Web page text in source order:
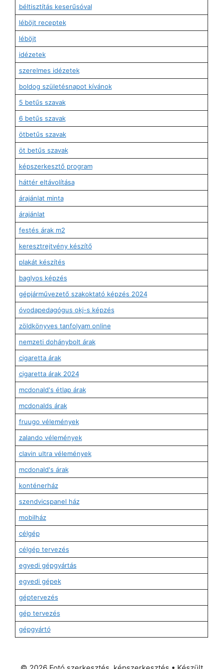
béltisztítás keserűsóval
léböjt receptek
léböjt
idézetek
szerelmes idézetek
boldog születésnapot kívánok
5 betűs szavak
6 betűs szavak
ötbetűs szavak
öt betűs szavak
képszerkesztő program
háttér eltávolítása
árajánlat minta
árajánlat
festés árak m2
keresztrejtvény készítő
plakát készítés
baglyos képzés
gépjárművezető szakoktató képzés 2024
óvodapedagógus okj-s képzés
zöldkönyves tanfolyam online
nemzeti dohánybolt árak
cigaretta árak
cigaretta árak 2024
mcdonald's étlap árak
mcdonalds árak
fruugo vélemények
zalando vélemények
clavin ultra vélemények
mcdonald's árak
konténerház
szendvicspanel ház
mobilház
célgép
célgép tervezés
egyedi gépgyártás
egyedi gépek
géptervezés
gép tervezés
gépgyártó